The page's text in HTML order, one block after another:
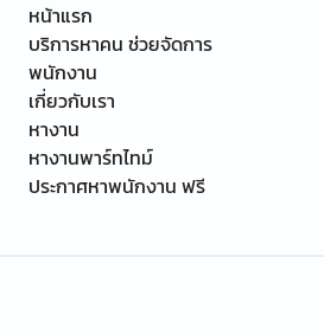
หน้าแรก
บริการหาคน ช่วยจัดการ
พนักงาน
เกี่ยวกับเรา
หางาน
หางานพาร์ทไทม์
ประกาศหาพนักงาน ฟรี